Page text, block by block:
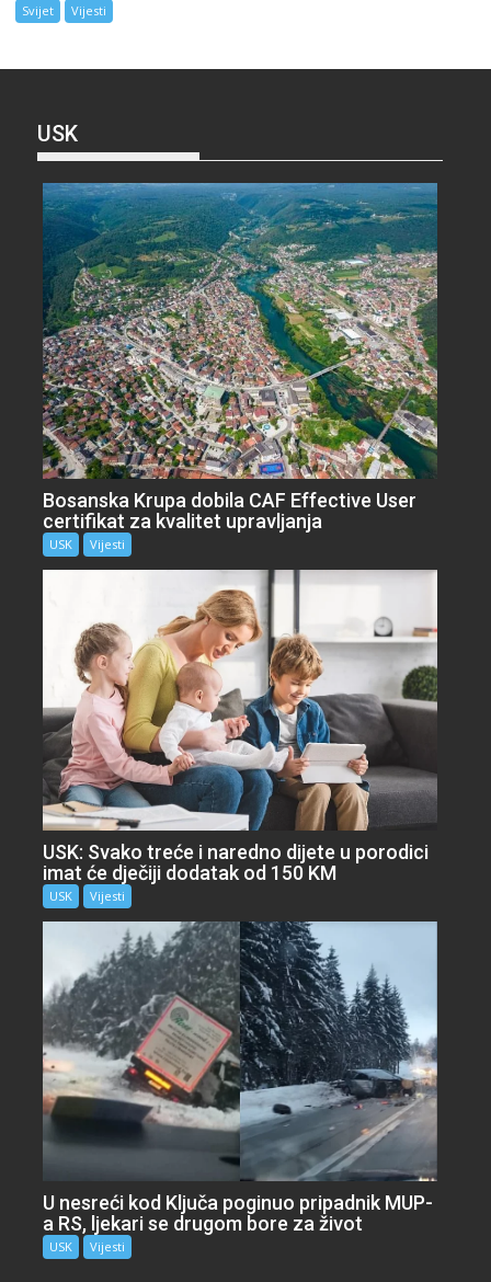
Svijet Vijesti
USK
Bosanska Krupa dobila CAF Effective User
certifikat za kvalitet upravljanja
USK Vijesti
USK: Svako treće i naredno dijete u porodici
imat će dječiji dodatak od 150 KM
USK Vijesti
U nesreći kod Ključa poginuo pripadnik MUP-
a RS, ljekari se drugom bore za život
USK Vijesti